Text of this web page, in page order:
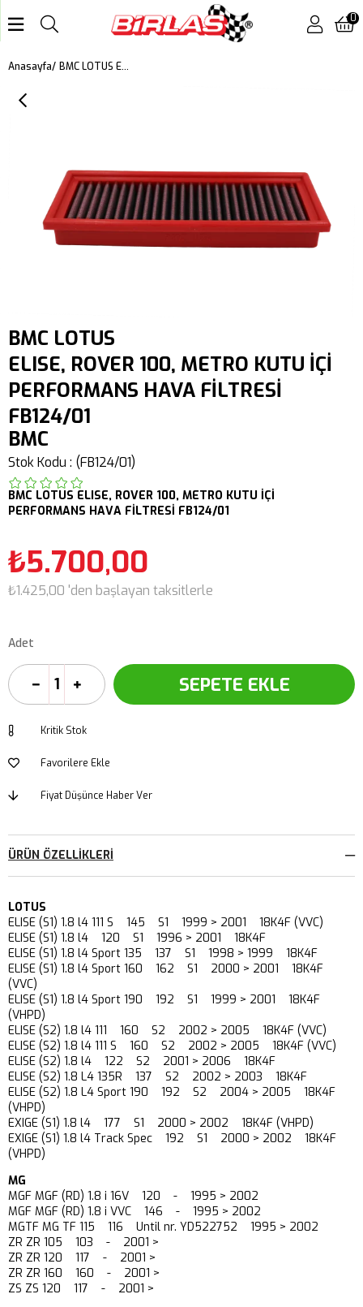
0
Anasayfa BMC LOTUS ELISE, ROVER 100, METRO KUTU İÇİ PERFORMANS HAVA FİLTRESİ FB124/01
BMC LOTUS
ELISE, ROVER 100, METRO KUTU İÇİ
PERFORMANS HAVA FİLTRESİ
FB124/01
BMC
Stok Kodu (FB124/01)
BMC LOTUS ELISE, ROVER 100, METRO KUTU İÇİ
PERFORMANS HAVA FİLTRESİ FB124/01
₺5.700,00
₺1.425,00 'den başlayan taksitlerle
Adet
Kritik Stok
Favorilere Ekle
Fiyat Düşünce Haber Ver
ÜRÜN ÖZELLIKLERI
LOTUS
ELISE (S1) 1.8 l4 111 S 145 S1 1999 > 2001 18K4F (VVC)
ELISE (S1) 1.8 l4 120 S1 1996 > 2001 18K4F
ELISE (S1) 1.8 l4 Sport 135 137 S1 1998 > 1999 18K4F
ELISE (S1) 1.8 l4 Sport 160 162 S1 2000 > 2001 18K4F
(VVC)
ELISE (S1) 1.8 l4 Sport 190 192 S1 1999 > 2001 18K4F
(VHPD)
ELISE (S2) 1.8 l4 111 160 S2 2002 > 2005 18K4F (VVC)
ELISE (S2) 1.8 l4 111 S 160 S2 2002 > 2005 18K4F (VVC)
ELISE (S2) 1.8 l4 122 S2 2001 > 2006 18K4F
ELISE (S2) 1.8 L4 135R 137 S2 2002 > 2003 18K4F
ELISE (S2) 1.8 L4 Sport 190 192 S2 2004 > 2005 18K4F
(VHPD)
EXIGE (S1) 1.8 l4 177 S1 2000 > 2002 18K4F (VHPD)
EXIGE (S1) 1.8 l4 Track Spec 192 S1 2000 > 2002 18K4F
(VHPD)
MG
MGF MGF (RD) 1.8 i 16V 120 - 1995 > 2002
MGF MGF (RD) 1.8 i VVC 146 - 1995 > 2002
MGTF MG TF 115 116 Until nr. YD522752 1995 > 2002
ZR ZR 105 103 - 2001 >
ZR ZR 120 117 - 2001 >
ZR ZR 160 160 - 2001 >
ZS ZS 120 117 - 2001 >